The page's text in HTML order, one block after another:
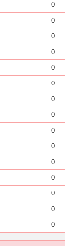
0
0
0
0
0
0
0
0
0
0
0
0
0
0
0